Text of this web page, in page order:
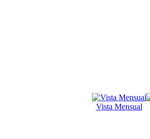
Vista Mensual